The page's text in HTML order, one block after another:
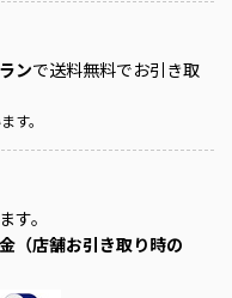
ンで送料無料でお引き取
す。
す。
（店舗お引き取り時の